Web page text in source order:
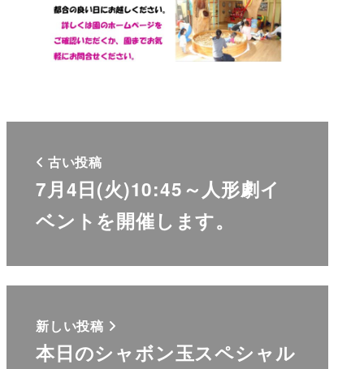
古い投稿
7月4日(火)10:45～人形劇イ
ベントを開催します。
新しい投稿
本日のシャボン玉スペシャル